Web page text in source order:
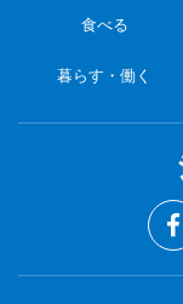
食べる
暮らす・働く